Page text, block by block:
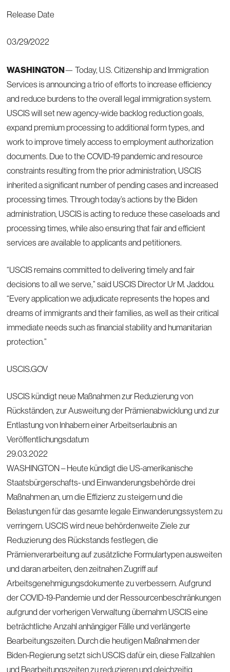
Release Date
03/29/2022
WASHINGTON— Today, U.S. Citizenship and Immigration
Services is announcing a trio of efforts to increase efficiency
and reduce burdens to the overall legal immigration system.
USCIS will set new agency-wide backlog reduction goals,
expand premium processing to additional form types, and
work to improve timely access to employment authorization
documents. Due to the COVID-19 pandemic and resource
constraints resulting from the prior administration, USCIS
inherited a significant number of pending cases and increased
processing times. Through today’s actions by the Biden
administration, USCIS is acting to reduce these caseloads and
processing times, while also ensuring that fair and efficient
services are available to applicants and petitioners.
“USCIS remains committed to delivering timely and fair
decisions to all we serve,” said USCIS Director Ur M. Jaddou.
“Every application we adjudicate represents the hopes and
dreams of immigrants and their families, as well as their critical
immediate needs such as financial stability and humanitarian
protection.”
USCIS.GOV
USCIS kündigt neue Maßnahmen zur Reduzierung von
Rückständen, zur Ausweitung der Prämienabwicklung und zur
Entlastung von Inhabern einer Arbeitserlaubnis an
Veröffentlichungsdatum
29.03.2022
WASHINGTON – Heute kündigt die US-amerikanische
Staatsbürgerschafts- und Einwanderungsbehörde drei
Maßnahmen an, um die Effizienz zu steigern und die
Belastungen für das gesamte legale Einwanderungssystem zu
verringern. USCIS wird neue behördenweite Ziele zur
Reduzierung des Rückstands festlegen, die
Prämienverarbeitung auf zusätzliche Formulartypen ausweiten
und daran arbeiten, den zeitnahen Zugriff auf
Arbeitsgenehmigungsdokumente zu verbessern. Aufgrund
der COVID-19-Pandemie und der Ressourcenbeschränkungen
aufgrund der vorherigen Verwaltung übernahm USCIS eine
beträchtliche Anzahl anhängiger Fälle und verlängerte
Bearbeitungszeiten. Durch die heutigen Maßnahmen der
Biden-Regierung setzt sich USCIS dafür ein, diese Fallzahlen
und Bearbeitungszeiten zu reduzieren und gleichzeitig